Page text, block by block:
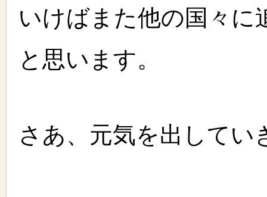
いけばまた他の国々
と思います。
さあ、元気を出してい